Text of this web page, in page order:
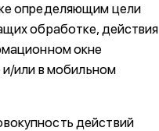
определяющим цели
обработке, действия
окне
или в мобильном
действий